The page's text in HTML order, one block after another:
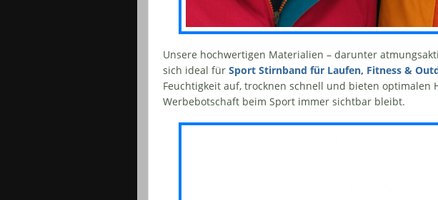
Unsere hochwertigen Materialien – darunter
sich ideal für Sport Stirnband für Laufen, Fitness &
Feuchtigkeit auf, trocknen schnell und bieten optimalen
Werbebotschaft beim Sport immer sichtbar bleibt.